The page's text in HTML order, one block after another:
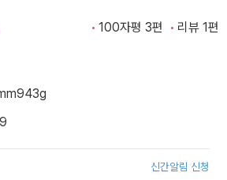
100자평 3편 리뷰 1편
943g
신간알림 신청